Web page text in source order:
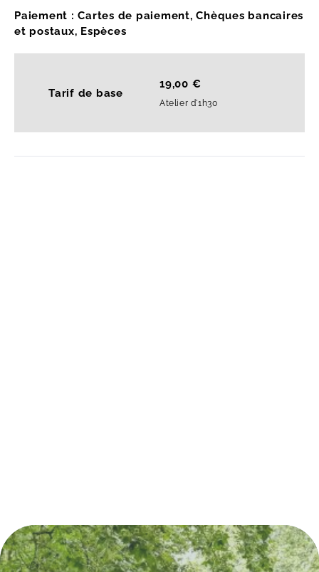
Paiement : Cartes de paiement, Chèques bancaires
et postaux, Espèces
Tarif de base
19,00 €
Atelier d'1h30